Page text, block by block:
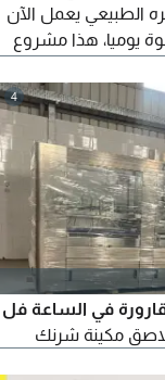
الطبيعي يعمل الآن
الخطين ينتجون 10 ألف عبوة يوميا، هذا مشروع
4
مياه للبيع خط انتاج 5 لتر سرعة 500 قارورة في الساعة فل
لاصق مكينة شرنك